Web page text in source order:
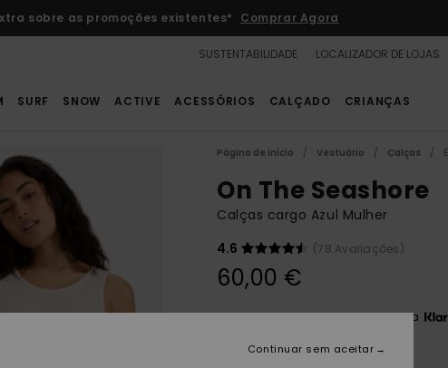
sobre as promoções existentes* Comprar Agora
SUSTENTABILIDADE LOCALIZADOR DE LOJAS
SURF SNOW ACTIVE ACESSÓRIOS CALÇADO CRIANÇAS
Página de início Vestuário Calças
On The Seashore
Calças cargo Azul Mulher
4.6
(78 Avaliações)
60,00 €
Paga 3 x 20,00 € sem juros com a
Continuar sem aceitar